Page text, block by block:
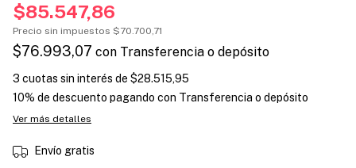
$85.547,86
Precio sin impuestos $70.700,71
$76.993,07 con Transferencia o depósito
3 cuotas sin interés de $28.515,95
10% de descuento pagando con Transferencia o depósito
Ver más detalles
Envío gratis